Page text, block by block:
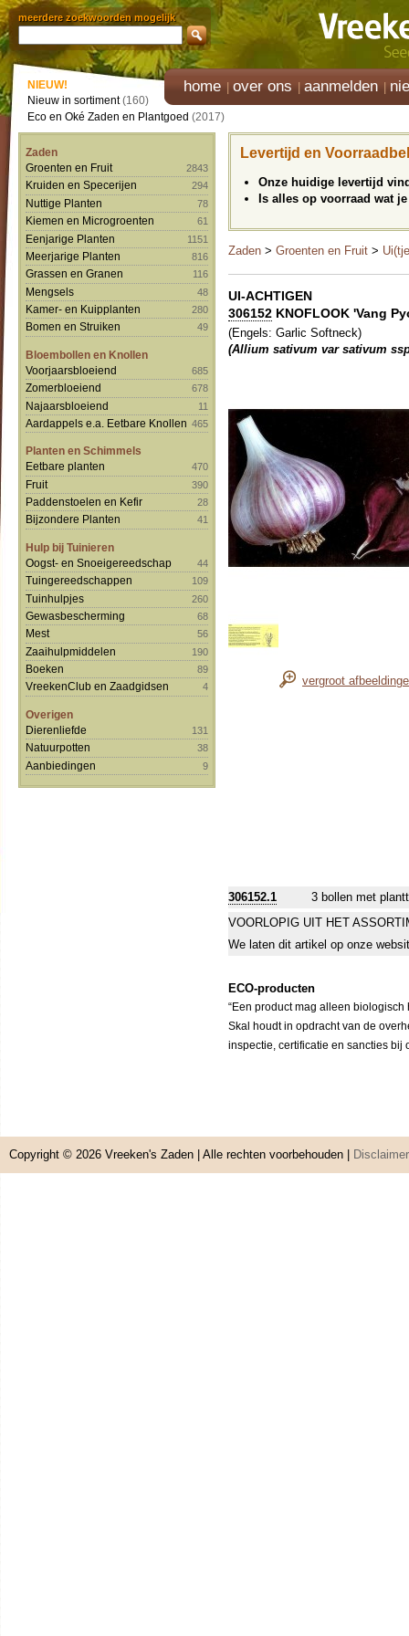
meerdere zoekwoorden mogelijk
home over ons aanmelden
NIEUW!
Nieuw in sortiment(160)
Eco en Oké Zaden en Plantgoed (2017)
Zaden
Groenten en Fruit
2843
Kruiden en Specerijen 294
Nuttige Planten 78
Kiemen en Microgroenten 61
Eenjarige Planten 1151
Meerjarige Planten 816
Grassen en Granen 116
Mengsels 48
Kamer- en Kuipplanten 280
Bomen en Struiken 49
Bloembollen en Knollen
Voorjaarsbloeiend
685
Zomerbloeiend 678
Najaarsbloeiend 11
Aardappels e.a. Eetbare Knollen 465
Planten en Schimmels
Eetbare planten
470
Fruit 390
Paddenstoelen en Kefir 28
Bijzondere Planten 41
Hulp bij Tuinieren
Oogst- en Snoeigereedschap
44
Tuingereedschappen 109
Tuinhulpjes 260
Gewasbescherming 68
Mest 56
Zaaihulpmiddelen 190
Boeken 89
VreekenClub en Zaadgidsen 4
Overigen
Dierenliefde
131
Natuurpotten 38
Aanbiedingen 9
Levertijd en
Onze huidige levertijd
Is alles op voorraad wat
Zaden > Groenten en Fruit >
UI-ACHTIGEN
306152 KNOFLOOK 'Vang
(Engels: Garlic Softneck)
(Allium sativum var sativum
vergroot
306152.1
3 bollen met
VOORLOPIG UIT HET
We laten dit artikel op onze
ECO-producten
“Een product mag alleen
Skal houdt in opdracht van de
inspectie, certificatie en sancties
Copyright © 2026 Vreeken's Zaden | Alle rechten voorbehouden | Disclaimer